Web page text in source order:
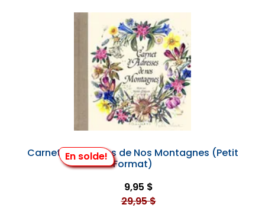
En solde!
Carnet d'Adresses de Nos Montagnes (Petit
Format)
9,95 $
29,95 $